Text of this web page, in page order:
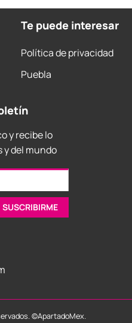
Te puede interesar
Política de privacidad
Puebla
y recibe lo
y del mundo
©ApartadoMex.